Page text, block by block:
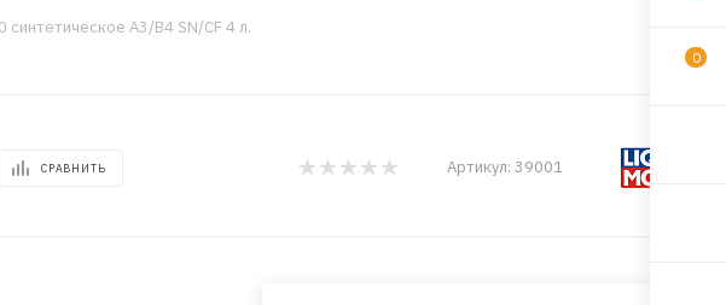
A3/B4 SN/CF 4 л.
СРАВНИТЬ Артикул: 39001
0